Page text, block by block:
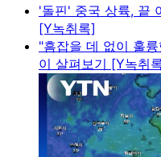
'돌핀' 중국 상륙, 끝
[Y녹취록]
"흠잡을 데 없이 훌
이 살펴보기 [Y녹취